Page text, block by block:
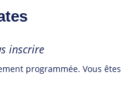
inscrire
programmée. Vous êtes